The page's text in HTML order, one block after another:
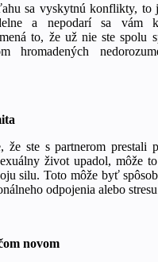
sa vyskytnú konflikty, to
a nepodarí sa vám
to, že už nie ste spolu
hromadených
že ste s partnerom prestali
život upadol, môže
silu. Toto môže byť
odpojenia alebo
novom